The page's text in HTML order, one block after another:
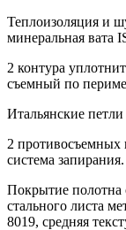
Теплоизоляция и
минеральная вата
2 контура
съемный по
Итальянские
2 противосъемных
система запирания.
Покрытие полотна
стального листа
8019, средняя